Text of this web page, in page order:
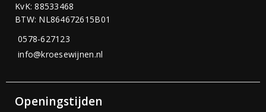
KvK: 88533468
BTW: NL864672615B01
0578-627123
info@kroesewijnen.nl
Openingstijden